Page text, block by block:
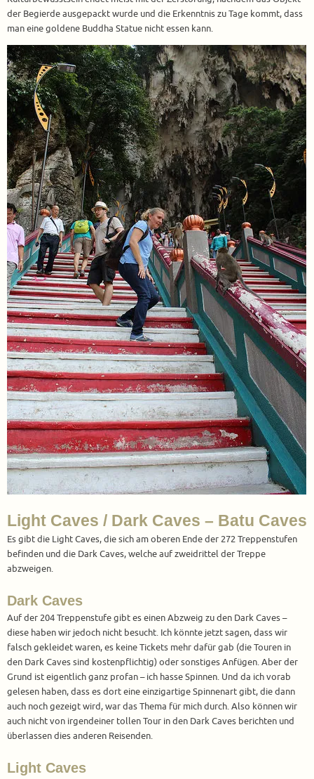
der Begierde ausgepackt wurde und die Erkenntnis zu Tage kommt, dass
man eine goldene Buddha Statue nicht essen kann.
Light Caves / Dark Caves – Batu Caves
Es gibt die Light Caves, die sich am oberen Ende der 272 Treppenstufen
befinden und die Dark Caves, welche auf zweidrittel der Treppe
abzweigen.
Dark Caves
Auf der 204 Treppenstufe gibt es einen Abzweig zu den Dark Caves –
diese haben wir jedoch nicht besucht. Ich könnte jetzt sagen, dass wir
falsch gekleidet waren, es keine Tickets mehr dafür gab (die Touren in
den Dark Caves sind kostenpflichtig) oder sonstiges Anfügen. Aber der
Grund ist eigentlich ganz profan – ich hasse Spinnen. Und da ich vorab
gelesen haben, dass es dort eine einzigartige Spinnenart gibt, die dann
auch noch gezeigt wird, war das Thema für mich durch. Also können wir
auch nicht von irgendeiner tollen Tour in den Dark Caves berichten und
überlassen dies anderen Reisenden.
Light Caves